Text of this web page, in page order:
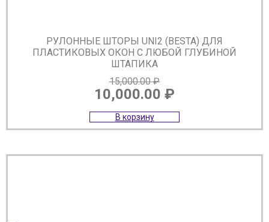
РУЛОННЫЕ ШТОРЫ UNI2 (BESTA) ДЛЯ
ПЛАСТИКОВЫХ ОКОН С ЛЮБОЙ ГЛУБИНОЙ
ШТАПИКА
15,000.00₽
Первоначальная
цена
составляла
10,000.00 ₽
Текущая
цена:
10,000.00 ₽.
В корзину